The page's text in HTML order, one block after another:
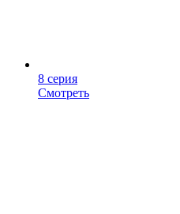
8 серия
Смотреть